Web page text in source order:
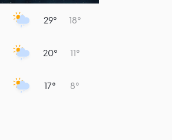
29° 18°
20° 11°
17° 8°